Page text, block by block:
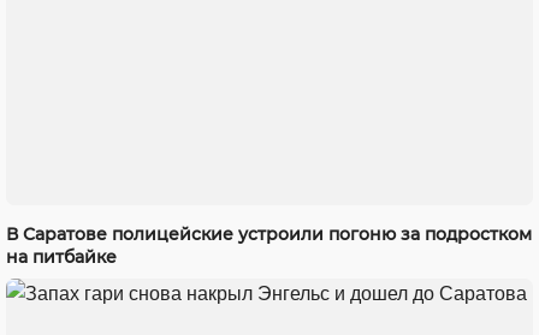
В Саратове полицейские устроили погоню за подростком
на питбайке